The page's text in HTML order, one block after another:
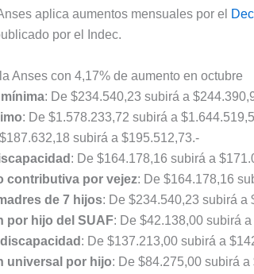
aplica aumentos mensuales por el
por el Indec.
Anses con 4,17% de aumento en octubre
: De $234.540,23 subirá a
: De $1.578.233,72 subirá a
subirá a $195.512,73.-
: De $164.178,16 subirá a
contributiva por vejez: De $164.178,16
de 7 hijos: De $234.540,23 subirá a
por hijo del SUAF: De $42.138,00 subirá
: De $137.213,00 subirá a
universal por hijo: De $84.275,00 subirá a